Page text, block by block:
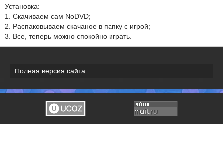
Установка:
1. Скачиваем сам NoDVD;
2. Распаковываем скачаное в папку с игрой;
3. Все, теперь можно спокойно играть.
Полная версия сайта